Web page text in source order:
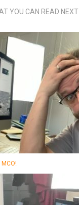
YOU CAN READ NEXT
MCO!